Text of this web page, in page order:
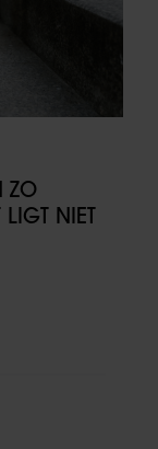
ZO
LIGT NIET